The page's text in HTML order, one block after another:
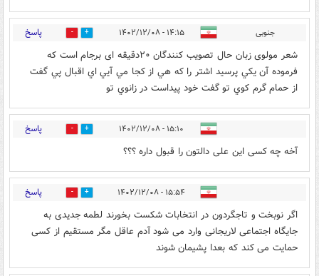
جنوبی ۱۴:۱۵ - ۱۴۰۲/۱۲/۰۸ 8 پاسخ
شعر مولوی زبان حال تصویب کنندگان ۲۰دقیقه ای برجام است که
فرموده آن يکي پرسيد اشتر را که هي از کجا مي آيي اي اقبال پي گفت
از حمام گرم کوي تو گفت خود پيداست در زانوي تو
۱۵:۱۰ - ۱۴۰۲/۱۲/۰۸ 12 پاسخ
آخه چه کسی این علی دالتون را قبول داره ؟؟؟
۱۵:۵۴ - ۱۴۰۲/۱۲/۰۸ 1 پاسخ
اگر نوبخت و تاجگردون در انتخابات شکست بخورند لطمه جدیدی به
جایگاه اجتماعی لاریجانی وارد می شود آدم عاقل مگر مستقیم از کسی
حمایت می کند که بعدا پشیمان شوند